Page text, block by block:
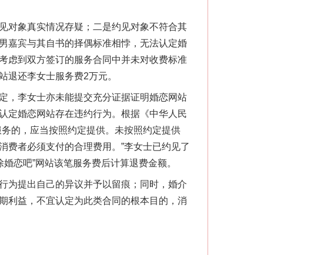
象真实情况存疑；二是约见对象不符合其
嘉宾与其自书的择偶标准相悖，无法认定婚
虑到双方签订的服务合同中并未对收费标准
退还李女士服务费2万元。
李女士亦未能提交充分证据证明婚恋网站
定婚恋网站存在违约行为。根据《中华人民
的，应当按照约定提供。未按照约定提供
费者必须支付的合理费用。”李女士已约见了
恋吧”网站该笔服务费后计算退费金额。
提出自己的异议并予以留痕；同时，婚介
利益，不宜认定为此类合同的根本目的，消
“神药”背后的真相
法官巧妙执行解纠纷